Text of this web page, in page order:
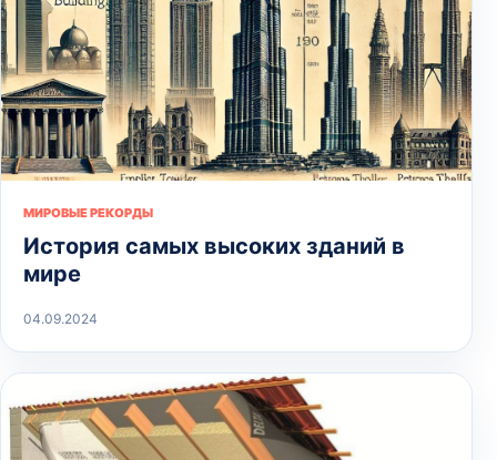
МИРОВЫЕ РЕКОРДЫ
История самых высоких зданий в
мире
04.09.2024